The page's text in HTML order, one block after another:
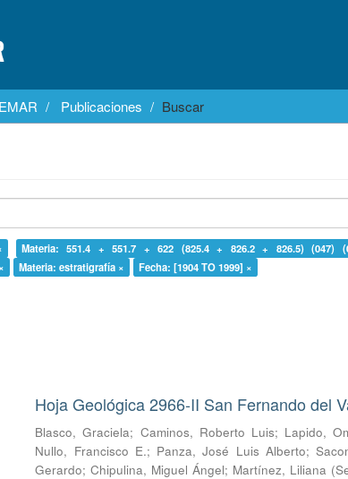
Publicaciones Buscar
Materia: 551.4 + 551.7 + 622 (825.4 + 826.2 + 826.5) (047)
Materia: estratigrafía × Fecha: [1904 TO 1999] ×
Hoja Geológica 2966-II San Fernando del
Blasco, Graciela; Caminos, Roberto Luis; Lapido,
Nullo, Francisco E.; Panza, José Luis Alberto;
Gerardo;Chipulina, Miguel Ángel; Martínez, Liliana (